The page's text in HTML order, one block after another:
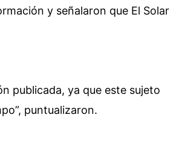
y señalaron que El Solar
publicada, ya que este sujeto
puntualizaron.